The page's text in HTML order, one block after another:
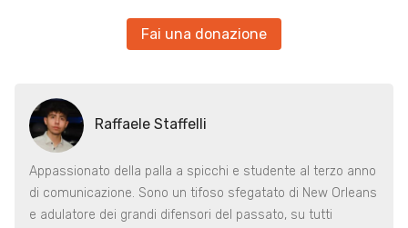
Fai una donazione
Raffaele Staffelli
Appassionato della palla a spicchi e studente al terzo anno
di comunicazione. Sono un tifoso sfegatato di New Orleans
e adulatore dei grandi difensori del passato, su tutti